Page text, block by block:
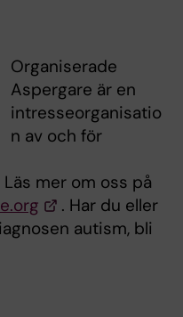
Organiserade
Aspergare är en
intresseorganisatio
n av och för
mer om oss på
. Har du eller
autism, bli